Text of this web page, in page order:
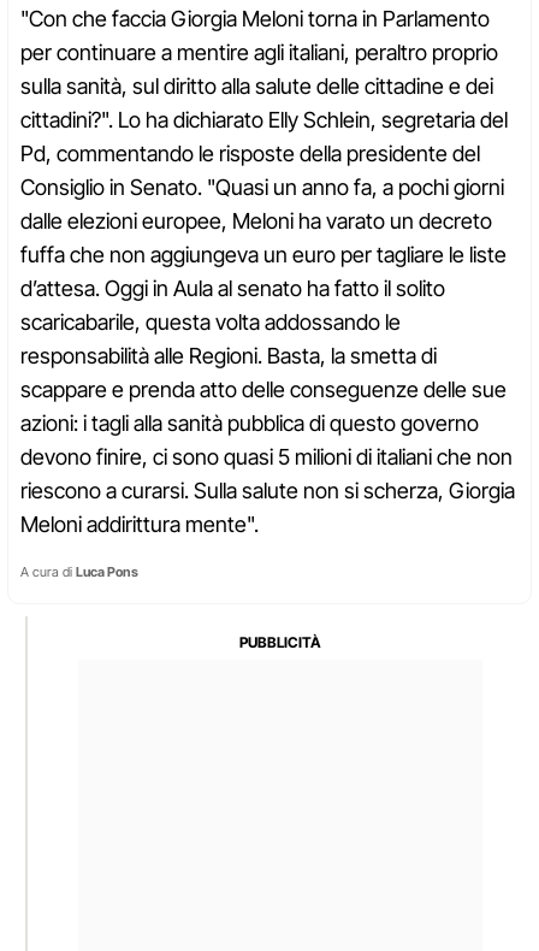
"Con che faccia Giorgia Meloni torna in Parlamento
per continuare a mentire agli italiani, peraltro proprio
sulla sanità, sul diritto alla salute delle cittadine e dei
cittadini?". Lo ha dichiarato Elly Schlein, segretaria del
Pd, commentando le risposte della presidente del
Consiglio in Senato. "Quasi un anno fa, a pochi giorni
dalle elezioni europee, Meloni ha varato un decreto
fuffa che non aggiungeva un euro per tagliare le liste
d’attesa. Oggi in Aula al senato ha fatto il solito
scaricabarile, questa volta addossando le
responsabilità alle Regioni. Basta, la smetta di
scappare e prenda atto delle conseguenze delle sue
azioni: i tagli alla sanità pubblica di questo governo
devono finire, ci sono quasi 5 milioni di italiani che non
riescono a curarsi. Sulla salute non si scherza, Giorgia
Meloni addirittura mente".
A cura di Luca Pons